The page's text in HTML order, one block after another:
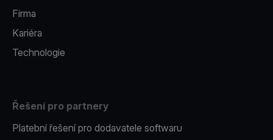
Firma
Kariéra
Technologie
Řešení pro partnery
Platební řešení pro dodavatele softwaru